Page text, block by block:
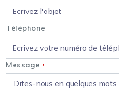
Téléphone
Message *